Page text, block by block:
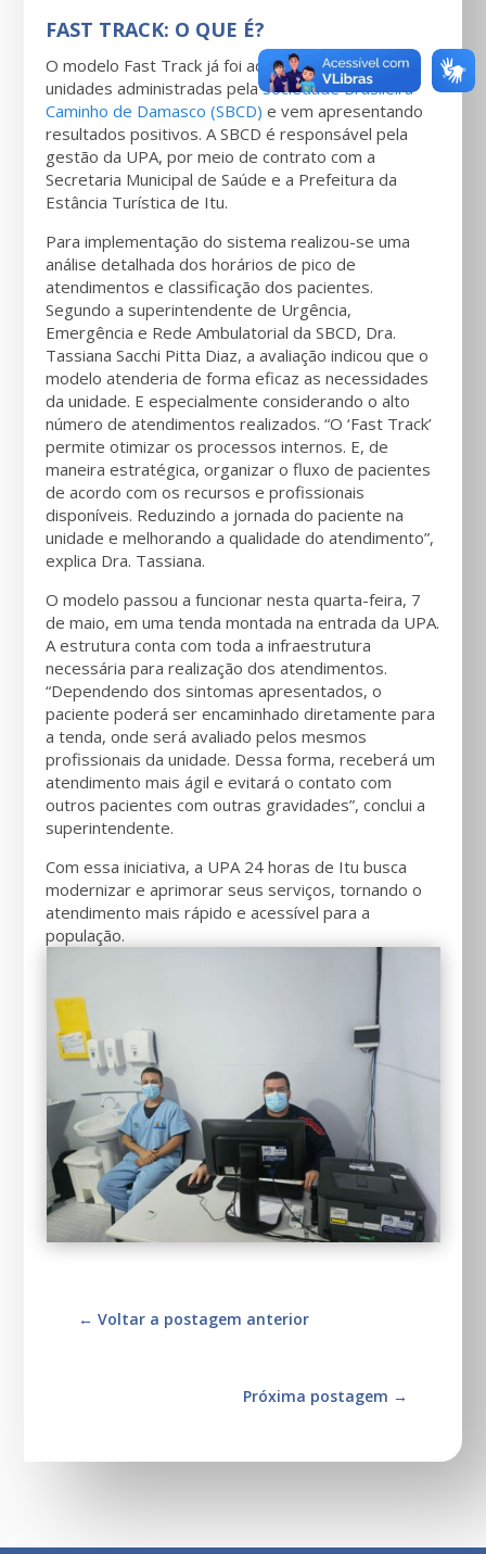
FAST TRACK: O QUE É?
O modelo Fast Track já foi adotado em outras
unidades administradas pelaSociedade Brasileira
Caminho de Damasco (SBCD) e vem apresentando
resultados positivos. A SBCD é responsável pela
gestão da UPA, por meio de contrato com a
Secretaria Municipal de Saúde e a Prefeitura da
Estância Turística de Itu.
Para implementação do sistema realizou-se uma
análise detalhada dos horários de pico de
atendimentos e classificação dos pacientes.
Segundo a superintendente de Urgência,
Emergência e Rede Ambulatorial da SBCD, Dra.
Tassiana Sacchi Pitta Diaz, a avaliação indicou que o
modelo atenderia de forma eficaz as necessidades
da unidade. E especialmente considerando o alto
número de atendimentos realizados. “O ‘Fast Track’
permite otimizar os processos internos. E, de
maneira estratégica, organizar o fluxo de pacientes
de acordo com os recursos e profissionais
disponíveis. Reduzindo a jornada do paciente na
unidade e melhorando a qualidade do atendimento”,
explica Dra. Tassiana.
O modelo passou a funcionar nesta quarta-feira, 7
de maio, em uma tenda montada na entrada da UPA.
A estrutura conta com toda a infraestrutura
necessária para realização dos atendimentos.
“Dependendo dos sintomas apresentados, o
paciente poderá ser encaminhado diretamente para
a tenda, onde será avaliado pelos mesmos
profissionais da unidade. Dessa forma, receberá um
atendimento mais ágil e evitará o contato com
outros pacientes com outras gravidades”, conclui a
superintendente.
Com essa iniciativa, a UPA 24 horas de Itu busca
modernizar e aprimorar seus serviços, tornando o
atendimento mais rápido e acessível para a
população.
←Voltar a postagem anterior
Próxima postagem →